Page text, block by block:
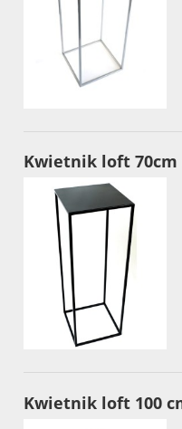
Kwietnik loft 70cm
Kwietnik loft 100